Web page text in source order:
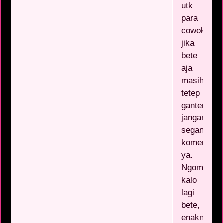
utk
para
cowok,
jika
bete
aja
masih
tetep
ganteng,,,
jangan
segan
komen
ya.
kalo
lagi
bete,
enaknya